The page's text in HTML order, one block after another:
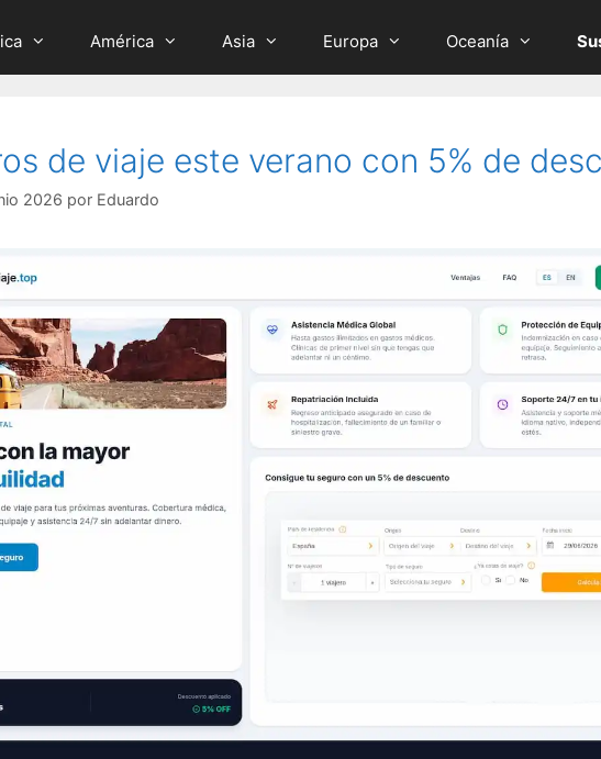
América Asia Europa Oceanía
de viaje este verano con 5% de
2026 por Eduardo